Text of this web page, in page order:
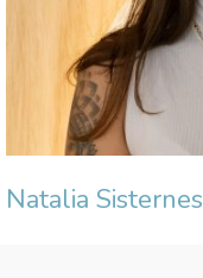
Natalia Sisternes